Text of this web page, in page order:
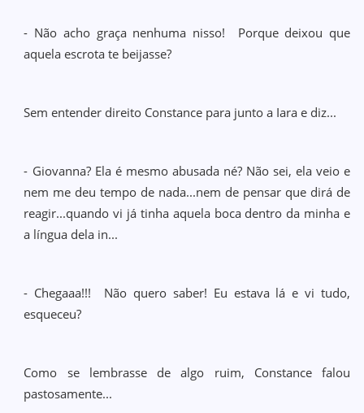
- Não acho graça nenhuma nisso! Porque deixou que
aquela escrota te beijasse?
Sem entender direito Constance para junto a Iara e diz...
- Giovanna? Ela é mesmo abusada né? Não sei, ela veio e
nem me deu tempo de nada...nem de pensar que dirá de
reagir...quando vi já tinha aquela boca dentro da minha e
a língua dela in...
- Chegaaa!!! Não quero saber! Eu estava lá e vi tudo,
esqueceu?
Como se lembrasse de algo ruim, Constance falou
pastosamente...